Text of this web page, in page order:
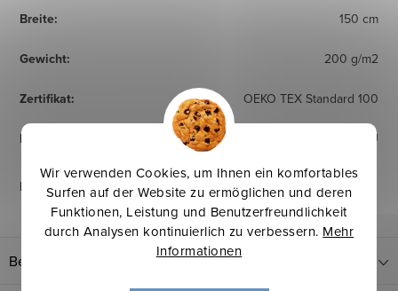
Wir verwenden Cookies, um Ihnen ein komfortables
Surfen auf der Website zu ermöglichen und deren
Funktionen, Leistung und Benutzerfreundlichkeit
durch Analysen kontinuierlich zu verbessern. Mehr
Informationen
Breite: 150 cm
Gewicht: 200 g/m2
Zertifikat: OEKO TEX Standard 100
Herkunftsland EU
Pflegehinweise:
Bewertung